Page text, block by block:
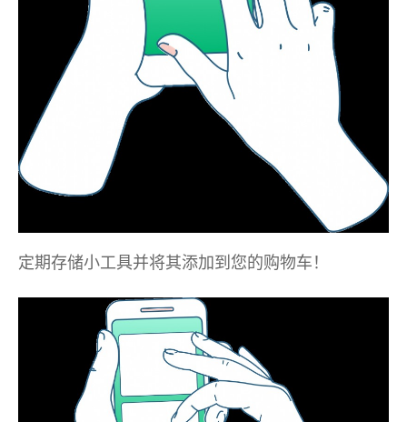
定期存储小工具并将其添加到您的购物车！